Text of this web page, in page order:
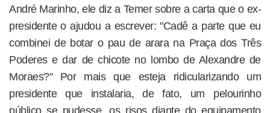
André Marinho, ele diz a Temer sobre a carta que o ex-
presidente o ajudou a escrever: "Cadê a parte que eu
combinei de botar o pau de arara na Praça dos Três
Poderes e dar de chicote no lombo de Alexandre de
Moraes?" Por mais que esteja ridicularizando um
presidente que instalaria, de fato, um pelourinho